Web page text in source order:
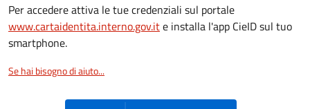
Per accedere attiva le tue credenziali sul portale
www.cartaidentita.interno.gov.ite installa l'app CieID sul tuo
smartphone.
Se hai bisogno di aiuto...